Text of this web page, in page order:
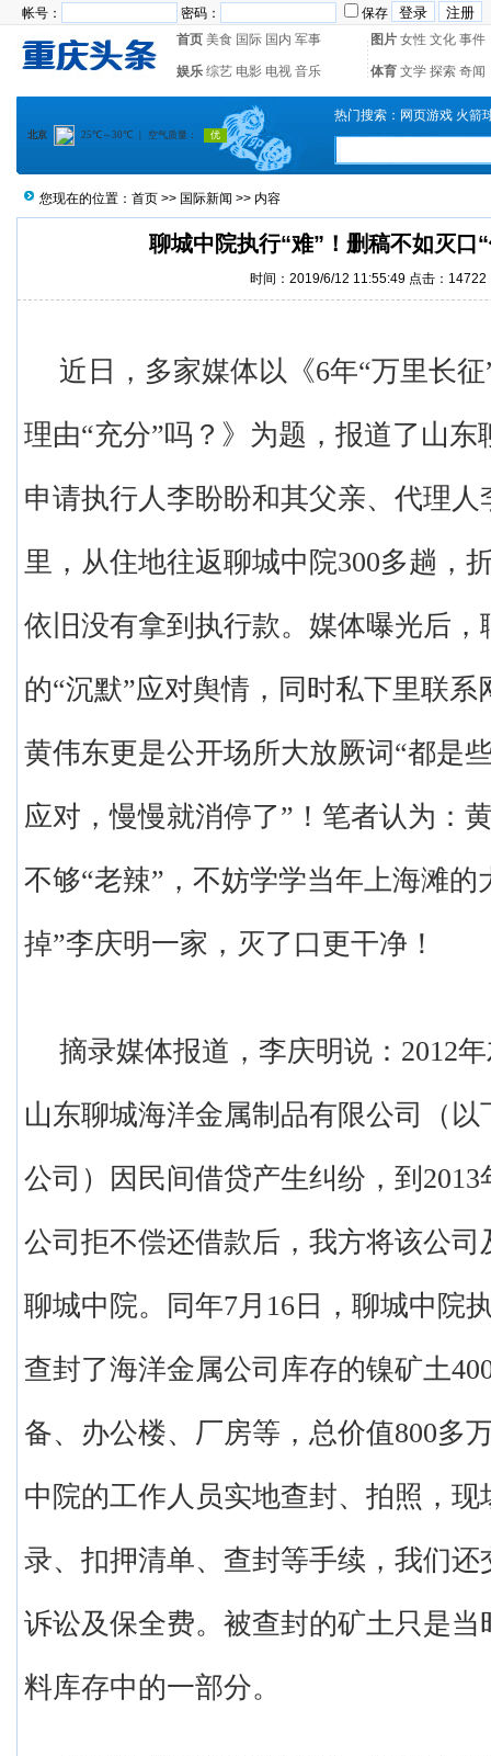
帐号： 密码：
保存
首页 美食 国际 国内 军事 图片 女性 文化 事件
娱乐 综艺 电影 电视 音乐 体育 文学 探索 奇闻
热门搜索： 网页游戏 火箭
您现在的位置： 首页 >> 国际新闻 >> 内容
聊城中院执行“难”！删稿不如灭口
时间：2019/6/12 11:55:49 点击：14722
近日，多家媒体以《6年“万里长
理由“充分”吗？》为题，报道了山东
申请执行人李盼盼和其父亲、代理人
里，从住地往返聊城中院300多趟，
依旧没有拿到执行款。媒体曝光后，
的“沉默”应对舆情，同时私下里联系
黄伟东更是公开场所大放厥词“都是
应对，慢慢就消停了”！笔者认为：
不够“老辣”，不妨学学当年上海滩的
掉”李庆明一家，灭了口更干净！
摘录媒体报道，李庆明说：2012
山东聊城海洋金属制品有限公司（
公司）因民间借贷产生纠纷，到
公司拒不偿还借款后，我方将该公司
聊城中院。同年7月16日，聊城中院
查封了海洋金属公司库存的镍矿土
备、办公楼、厂房等，总价值800多
中院的工作人员实地查封、拍照，现
录、扣押清单、查封等手续，我们还
诉讼及保全费。被查封的矿土只是当
料库存中的一部分。